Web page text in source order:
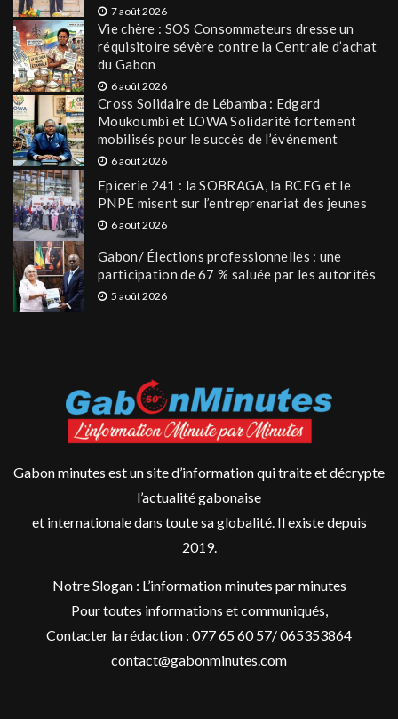
7 août 2026
Vie chère : SOS Consommateurs dresse un
réquisitoire sévère contre la Centrale d’achat
du Gabon
6 août 2026
Cross Solidaire de Lébamba : Edgard
Moukoumbi et LOWA Solidarité fortement
mobilisés pour le succès de l’événement
6 août 2026
Epicerie 241 : la SOBRAGA, la BCEG et le
PNPE misent sur l’entreprenariat des jeunes
6 août 2026
Gabon/ Élections professionnelles : une
participation de 67 % saluée par les autorités
5 août 2026
Gabon minutes est un site d’information qui traite et décrypte
l’actualité gabonaise
et internationale dans toute sa globalité. Il existe depuis
2019.
Notre Slogan : L’information minutes par minutes
Pour toutes informations et communiqués,
Contacter la rédaction : 077 65 60 57/ 065353864
contact@gabonminutes.com